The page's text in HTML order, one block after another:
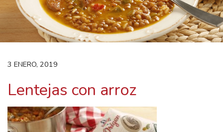
3 ENERO, 2019
Lentejas con arroz